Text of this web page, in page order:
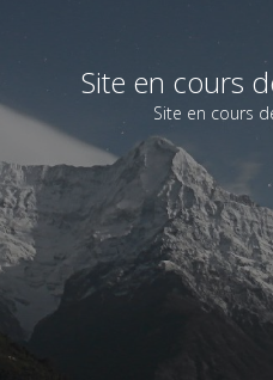
Site en cours
Site en cours